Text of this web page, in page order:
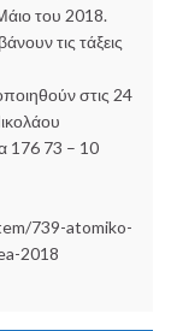
του 2018.
τις τάξεις
στις 24
176 73 – 10
739-atomiko-
2018